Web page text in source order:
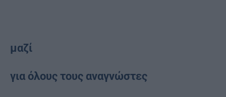
μαζί
για όλους τους αναγνώστες